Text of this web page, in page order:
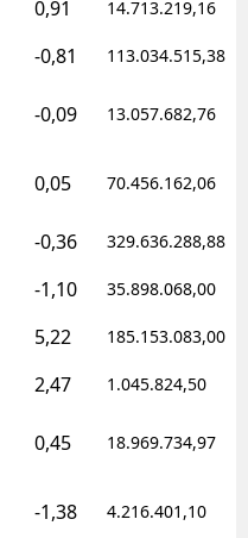
0,91 14.713.219,16
-0,81 113.034.515,38
-0,09 13.057.682,76
0,05 70.456.162,06
-0,36 329.636.288,88
-1,10 35.898.068,00
5,22 185.153.083,00
2,47 1.045.824,50
0,45 18.969.734,97
-1,38 4.216.401,10